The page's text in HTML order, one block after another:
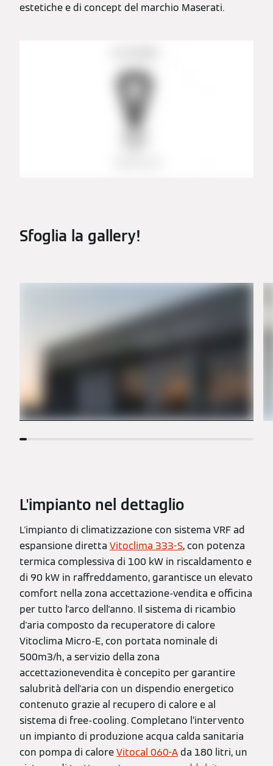
estetiche e di concept del marchio Maserati.
Sfoglia la gallery!
L'impianto nel dettaglio
L'impianto di climatizzazione con sistema VRF ad
espansione diretta Vitoclima 333-S, con potenza
termica complessiva di 100 kW in riscaldamento e
di 90 kW in raffreddamento, garantisce un elevato
comfort nella zona accettazione-vendita e officina
per tutto l'arco dell'anno. Il sistema di ricambio
d'aria composto da recuperatore di calore
Vitoclima Micro-E, con portata nominale di
500m3/h, a servizio della zona
accettazionevendita è concepito per garantire
salubrità dell'aria con un dispendio energetico
contenuto grazie al recupero di calore e al
sistema di free-cooling. Completano l’intervento
un impianto di produzione acqua calda sanitaria
con pompa di caloreVitocal 060-Ada 180 litri, un